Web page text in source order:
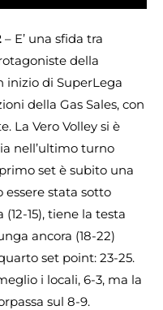
– E’ una sfida tra
della
inizio di SuperLega
della Gas Sales, con
La Vero Volley si è
nell’ultimo turno
set è subito una
essere stata sotto
15), tiene la testa
ancora (18-22)
set point: 23-25.
i locali, 6-3, ma la
sul 8-9.